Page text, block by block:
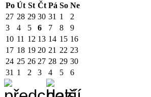
Po Út St Čt Pá So Ne
27 28 29 30 31 1
2
3
4 5 6 7 8
9
10 11 12 13 14 15 16
17 18 19 20 21 22 23
24 25 26 27 28 29 30
31 1 2 3 4 5 6